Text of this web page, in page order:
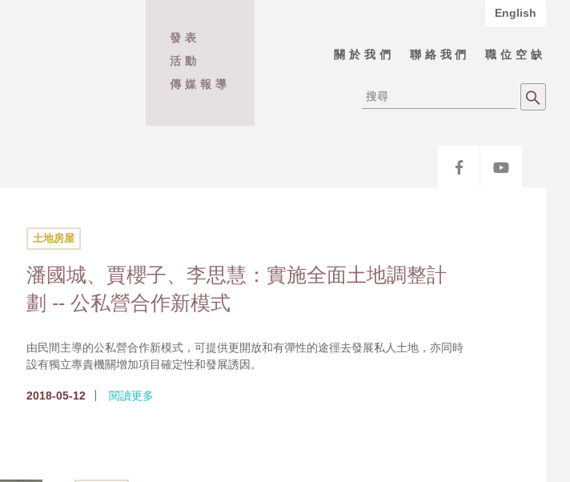
發表
活動
傳媒報導
English
關於我們 聯絡我們 職位空缺
土地房屋
潘國城、賈櫻子、李思慧：實施全面土地調整計
劃 -- 公私營合作新模式
由民間主導的公私營合作新模式，可提供更開放和有彈性的途徑去發展私人土地，亦同時
設有獨立專責機關增加項目確定性和發展誘因。
2018-05-12 閱讀更多